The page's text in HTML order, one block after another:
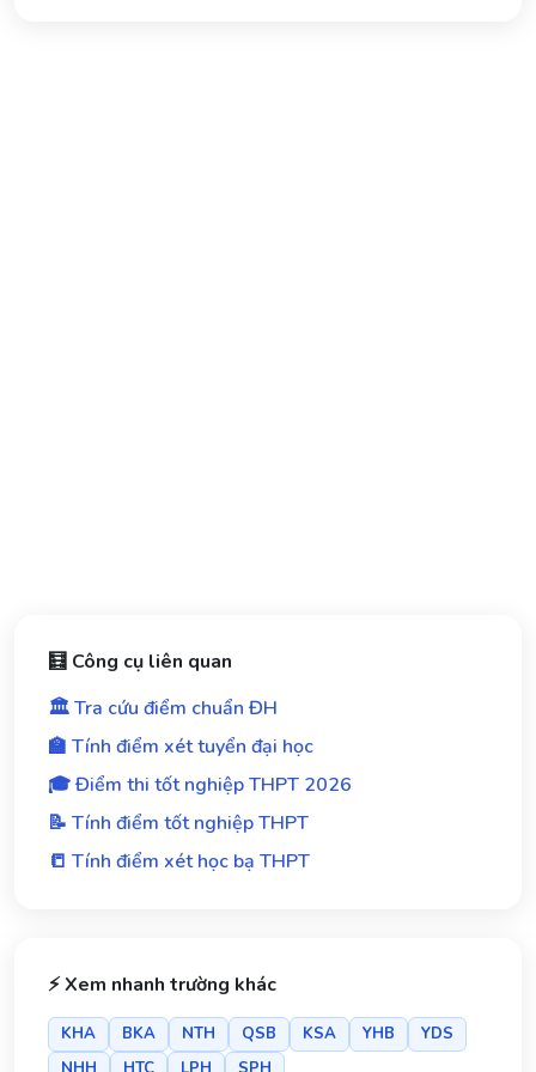
🧮 Công cụ liên quan
🏛️ Tra cứu điểm chuẩn ĐH
🏫 Tính điểm xét tuyển đại học
🎓 Điểm thi tốt nghiệp THPT 2026
📝 Tính điểm tốt nghiệp THPT
📒 Tính điểm xét học bạ THPT
⚡ Xem nhanh trường khác
KHA BKA NTH QSB KSA YHB
YDS